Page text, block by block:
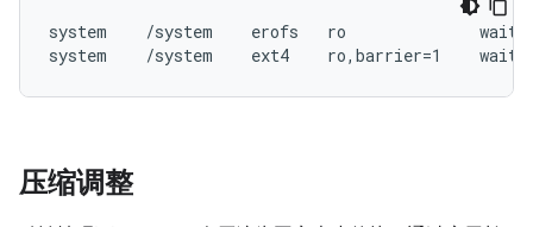
system    /system    erofs   ro
压缩调整